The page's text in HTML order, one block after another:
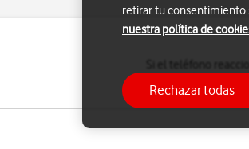
configuración
retirar tu consentimiento
nuestra política de
Rechazar todas